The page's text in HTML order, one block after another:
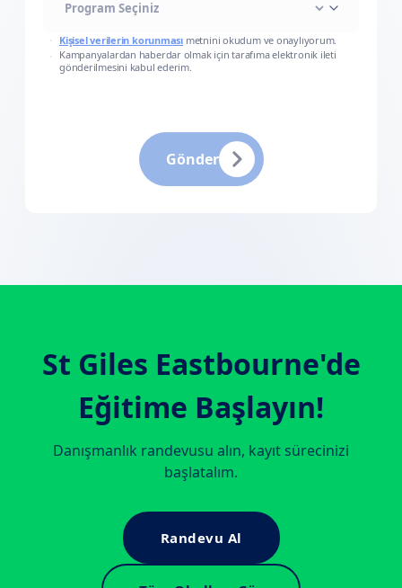
Kişisel verilerin korunması metnini okudum ve onaylıyorum.
Kampanyalardan haberdar olmak için tarafıma elektronik ileti
gönderilmesini kabul ederim.
Gönder
St Giles Eastbourne'de
Eğitime Başlayın!
Danışmanlık randevusu alın, kayıt sürecinizi
başlatalım.
Randevu Al